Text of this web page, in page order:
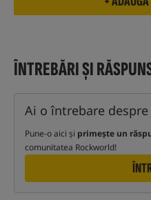
ÎNTREBĂRI ȘI
Ai o întrebare
Pune-o aici și primește un
comunitatea Rockworld!